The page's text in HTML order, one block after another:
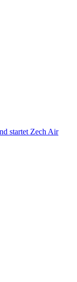
startet Zech Air